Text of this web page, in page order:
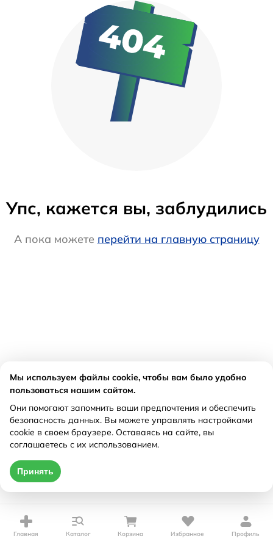
Упс, кажется вы, заблудились
А пока можете перейти на главную страницу
Главная Каталог Корзина Избранное Профиль
Мы используем файлы cookie, чтобы вам было удобно
пользоваться нашим сайтом.
Они помогают запомнить ваши предпочтения и обеспечить
безопасность данных. Вы можете управлять настройками
cookie в своем браузере. Оставаясь на сайте, вы
соглашаетесь с их использованием.
Принять